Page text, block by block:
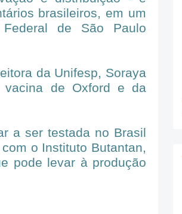
brasileiros, em um
de São Paulo
da Unifesp, Soraya
de Oxford e da
a ser testada no Brasil
o Instituto Butantan,
pode levar à produção